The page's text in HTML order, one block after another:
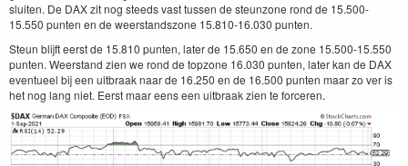
sluiten. De DAX zit nog steeds vast tussen de steunzone rond de 15.500-
15.550 punten en de weerstandszone 15.810-16.030 punten.
Steun blijft eerst de 15.810 punten, later de 15.650 en de zone 15.500-15.550
punten. Weerstand zien we rond de topzone 16.030 punten, later kan de DAX
eventueel bij een uitbraak naar de 16.250 en de 16.500 punten maar zo ver is
het nog lang niet. Eerst maar eens een uitbraak zien te forceren.